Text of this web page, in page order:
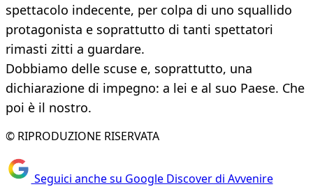
spettacolo indecente, per colpa di uno squallido
protagonista e soprattutto di tanti spettatori
rimasti zitti a guardare.
Dobbiamo delle scuse e, soprattutto, una
dichiarazione di impegno: a lei e al suo Paese. Che
poi è il nostro.
© RIPRODUZIONE RISERVATA
Seguici anche su Google Discover di Avvenire